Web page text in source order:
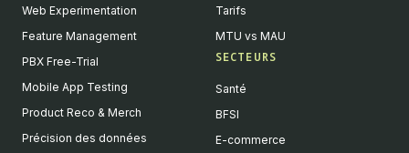
Web Experimentation
Feature Management
PBX Free-Trial
Mobile App Testing
Product Reco & Merch
Précision des données
Tarifs
MTU vs MAU
SECTEURS
Santé
BFSI
E-commerce